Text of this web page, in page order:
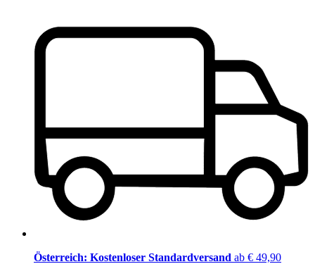
Österreich: Kostenloser Standardversand ab € 49,90